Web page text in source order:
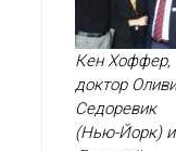
Кен Хоффер,
доктор
Седоревик
(Нью-Йорк) и